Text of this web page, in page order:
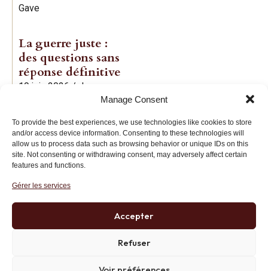
Manage Consent
To provide the best experiences, we use technologies like cookies to store
and/or access device information. Consenting to these technologies will
allow us to process data such as browsing behavior or unique IDs on this
site. Not consenting or withdrawing consent, may adversely affect certain
features and functions.
Gérer les services
Accepter
Refuser
Gave
La guerre juste :
des questions sans
réponse définitive
19 juin 2026 / Jean-
Institut des Libertés
+33 (0)1 71 20 45 39